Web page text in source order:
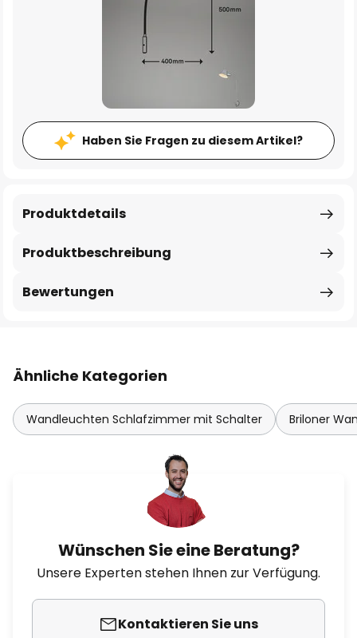
Haben Sie Fragen zu diesem Artikel?
Produktbeschreibung
Produktdetails
Bewertungen
Ähnliche Kategorien
Wandleuchten Schlafzimmer mit Schalter Briloner
Wünschen Sie eine Beratung?
Unsere Experten stehen Ihnen zur Verfügung.
Kontaktieren Sie uns